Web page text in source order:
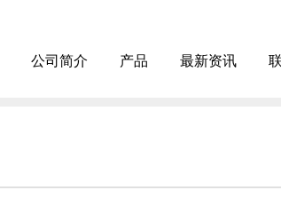
公司简介 产品 最新资讯